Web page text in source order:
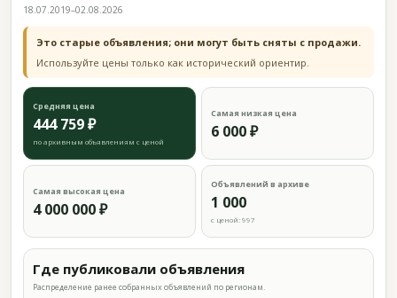
18.07.2019–02.08.2026
Это старые объявления; они могут быть сняты с продажи.
Используйте цены только как исторический ориентир.
Средняя цена
444 759 ₽
по архивным объявлениям с ценой
Самая низкая цена
6 000 ₽
Самая высокая цена
4 000 000 ₽
Объявлений в архиве
1 000
с ценой: 997
Где публиковали объявления
Распределение ранее собранных объявлений по регионам.